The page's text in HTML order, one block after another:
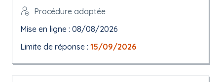
Procédure adaptée
Mise en ligne : 08/08/2026
Limite de réponse : 15/09/2026